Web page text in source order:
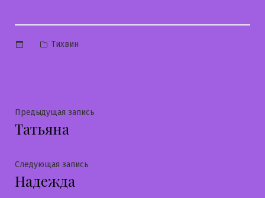
Опубликовано
Тихвин
Навигация
по
записям
Предыдущая запись
Татьяна
Следующая запись
Надежда